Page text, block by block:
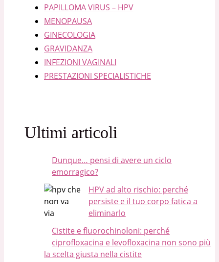
PAPILLOMA VIRUS – HPV
MENOPAUSA
GINECOLOGIA
GRAVIDANZA
INFEZIONI VAGINALI
PRESTAZIONI SPECIALISTICHE
Ultimi articoli
Dunque… pensi di avere un ciclo
emorragico?
HPV ad alto rischio: perché
persiste e il tuo corpo fatica a
eliminarlo
Cistite e fluorochinoloni: perché
ciprofloxacina e levofloxacina non sono più
la scelta giusta nella cistite